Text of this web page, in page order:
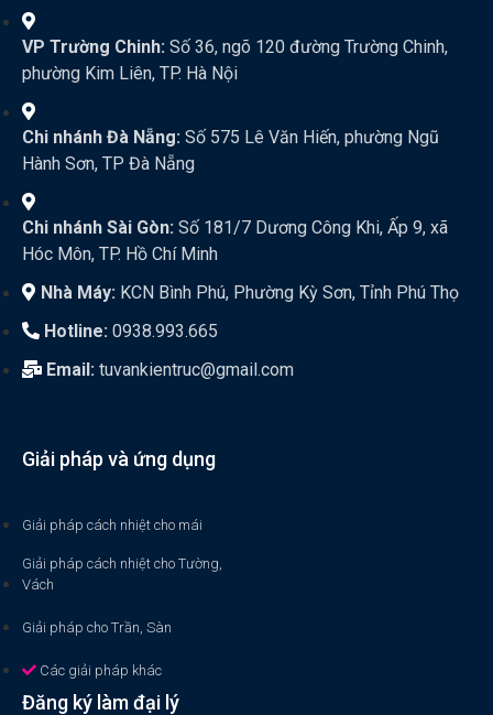
VP Trường Chinh: Số 36, ngõ 120 đường Trường Chinh,
phường Kim Liên, TP. Hà Nội
Chi nhánh Đà Nẵng: Số 575 Lê Văn Hiến, phường Ngũ
Hành Sơn, TP Đà Nẵng
Chi nhánh Sài Gòn: Số 181/7 Dương Công Khi, Ấp 9, xã
Hóc Môn, TP. Hồ Chí Minh
Nhà Máy: KCN Bình Phú, Phường Kỳ Sơn, Tỉnh Phú Thọ
Hotline: 0938.993.665
Email: tuvankientruc@gmail.com
Giải pháp và ứng dụng
Giải pháp cách nhiệt cho mái
Giải pháp cách nhiệt cho Tường,
Vách
Giải pháp cho Trần, Sàn
Các giải pháp khác
Đăng ký làm đại lý